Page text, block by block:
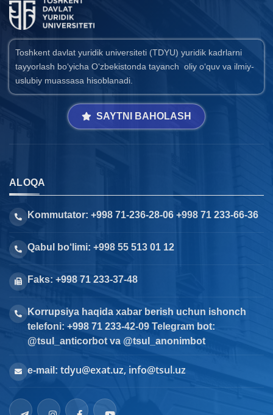
Toshkent davlat yuridik universiteti (TDYU) yuridik kadrlarni
tayyorlash bo‘yicha O‘zbekistonda tayanch oliy o‘quv va ilmiy-
uslubiy muassasa hisoblanadi.
SAYTNI BAHOLASH
ALOQA
Kommutator: +998 71-236-28-06 +998 71 233-66-36
Qabul bo‘limi: +998 55 513 01 12
Faks: +998 71 233-37-48
Korrupsiya haqida xabar berish uchun ishonch
telefoni: +998 71 233-42-09 Telegram bot:
@tsul_anticorbot va @tsul_anonimbot
e-mail: tdyu@exat.uz, info@tsul.uz